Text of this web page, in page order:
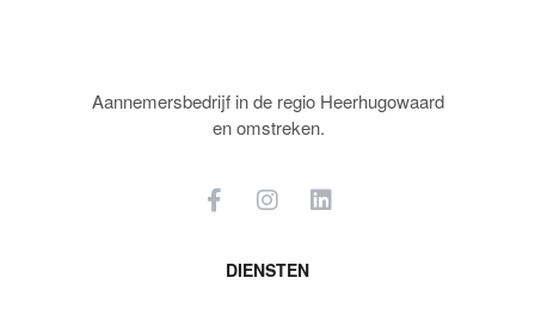
Aannemersbedrijf in de regio Heerhugowaard
en omstreken.
DIENSTEN